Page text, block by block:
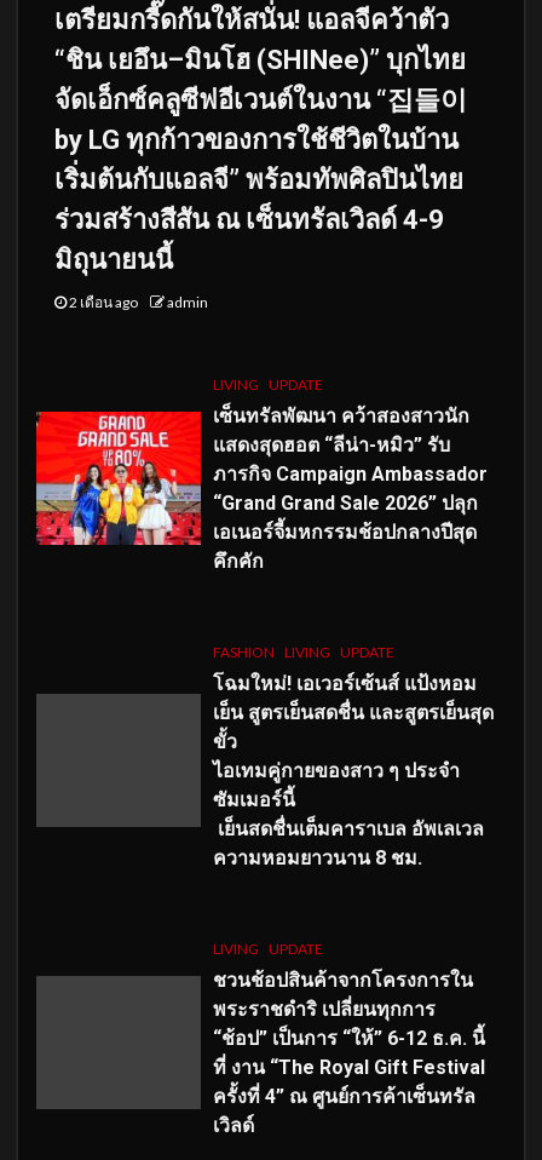
เตรียมกรี๊ดกันให้สนั่น! แอลจีคว้าตัว
“ชิน เยอึน–มินโฮ (SHINee)” บุกไทย
จัดเอ็กซ์คลูซีฟอีเวนต์ในงาน “집들이
by LG ทุกก้าวของการใช้ชีวิตในบ้าน
เริ่มต้นกับแอลจี” พร้อมทัพศิลปินไทย
ร่วมสร้างสีสัน ณ เซ็นทรัลเวิลด์ 4-9
มิถุนายนนี้
2 เดือน ago admin
LIVING UPDATE
เซ็นทรัลพัฒนา คว้าสองสาวนัก
แสดงสุดฮอต “ลีน่า-หมิว” รับ
ภารกิจ Campaign Ambassador
“Grand Grand Sale 2026” ปลุก
เอเนอร์จี้มหกรรมช้อปกลางปีสุด
คึกคัก
FASHION LIVING UPDATE
โฉมใหม่! เอเวอร์เซ้นส์ แป้งหอม
เย็น สูตรเย็นสดชื่น และสูตรเย็นสุด
ขั้ว
ไอเทมคู่กายของสาว ๆ ประจำ
ซัมเมอร์นี้
เย็นสดชื่นเต็มคาราเบล อัพเลเวล
ความหอมยาวนาน 8 ชม.
LIVING UPDATE
ชวนช้อปสินค้าจากโครงการใน
พระราชดำริ เปลี่ยนทุกการ
“ช้อป” เป็นการ “ให้” 6-12 ธ.ค. นี้
ที่ งาน “The Royal Gift Festival
ครั้งที่ 4” ณ ศูนย์การค้าเซ็นทรัล
เวิลด์